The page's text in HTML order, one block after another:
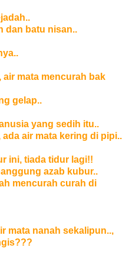
dan batu nisan..
mata mencurah bak
gelap..
yang sedih itu..
ada air mata kering di pipi..
ini, tiada tidur lagi!!
azab kubur..
mencurah curah di
mata nanah sekalipun..,